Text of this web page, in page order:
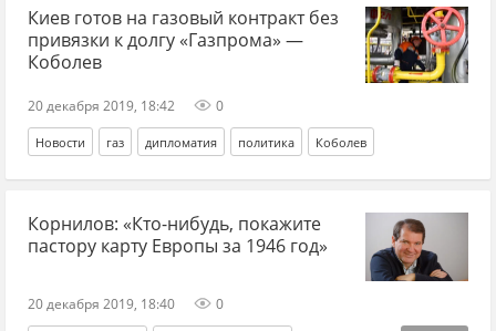
Киев готов на газовый контракт без
привязки к долгу «Газпрома» —
Коболев
20 декабря 2019, 18:42 0
Новости газ дипломатия политика Коболев
Корнилов: «Кто-нибудь, покажите
пастору карту Европы за 1946 год»
20 декабря 2019, 18:40 0